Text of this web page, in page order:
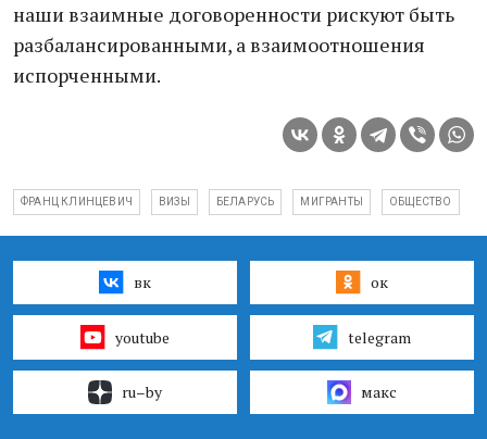
наши взаимные договоренности рискуют быть
разбалансированными, а взаимоотношения
испорченными.
ФРАНЦ КЛИНЦЕВИЧ ВИЗЫ БЕЛАРУСЬ МИГРАНТЫ ОБЩЕСТВО
вк ок
youtube telegram
ru–by макс